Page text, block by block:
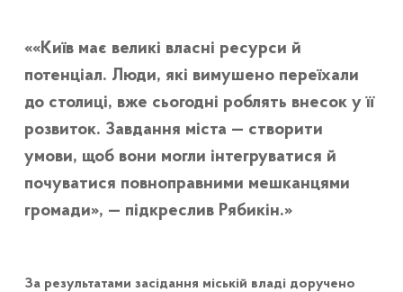
«Київ має великі власні ресурси й
потенціал. Люди, які вимушено переїхали
до столиці, вже сьогодні роблять внесок у її
розвиток. Завдання міста — створити
умови, щоб вони могли інтегруватися й
почуватися повноправними мешканцями
громади», — підкреслив Рябикін.
За результатами засідання міській владі доручено